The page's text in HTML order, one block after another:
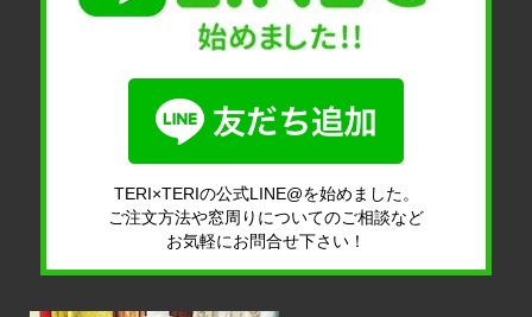
TERI×TERIの公式LINE@を始めました。
ご注文方法や窓周りについてのご相談など
お気軽にお問合せ下さい！